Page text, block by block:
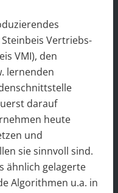
Vertriebs-
VMI), den
lernenden
darauf
heute
und
sie sinnvoll sind.
ähnlich gelagerte
Algorithmen u.a. in